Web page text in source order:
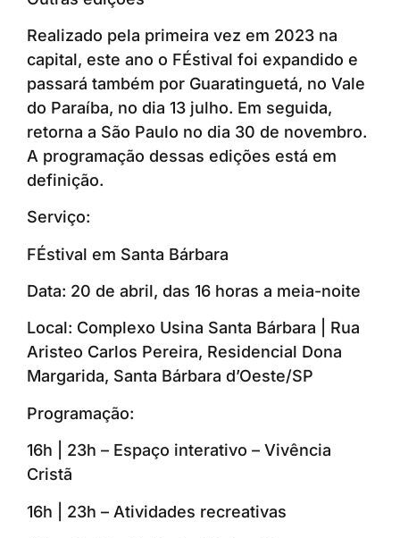
Realizado pela primeira vez em 2023 na
capital, este ano o FÉstival foi expandido e
passará também por Guaratinguetá, no Vale
do Paraíba, no dia 13 julho. Em seguida,
retorna a São Paulo no dia 30 de novembro.
A programação dessas edições está em
definição.
Serviço:
FÉstival em Santa Bárbara
Data: 20 de abril, das 16 horas a meia-noite
Local: Complexo Usina Santa Bárbara | Rua
Aristeo Carlos Pereira, Residencial Dona
Margarida, Santa Bárbara d’Oeste/SP
Programação:
16h | 23h – Espaço interativo – Vivência
Cristã
16h | 23h – Atividades recreativas